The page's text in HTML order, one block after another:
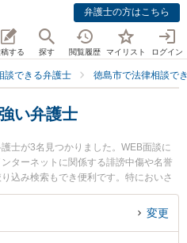
弁護士の方はこちら
する 探す 閲覧履歴 マイリスト ログイン
談できる弁護士 徳島市で法律相談で
い弁護士
士が3名見つかりました。WEB面談に
ターネットに関係する誹謗中傷や名誉
込み検索もでき便利です。特においさ
ンサルティング法律事務所の戸田 順也
弁護士のプロフィール情報や弁護士費
変更